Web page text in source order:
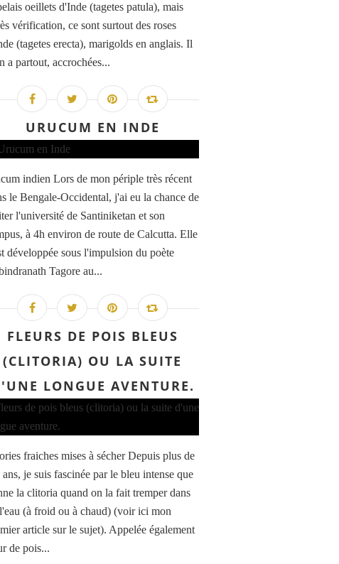
oeillets d'Inde (tagetes patula), mais
vérification, ce sont surtout des roses
(tagetes erecta), marigolds en anglais. Il
a partout, accrochées...
URUCUM EN INDE
indien Lors de mon périple très récent
le Bengale-Occidental, j'ai eu la chance de
l'université de Santiniketan et son
à 4h environ de route de Calcutta. Elle
développée sous l'impulsion du poète
Tagore au...
FLEURS DE POIS BLEUS
(CLITORIA) OU LA SUITE
LONGUE AVENTURE.
fraiches mises à sécher Depuis plus de
je suis fascinée par le bleu intense que
la clitoria quand on la fait tremper dans
(à froid ou à chaud) (voir ici mon
article sur le sujet). Appelée également
de pois...